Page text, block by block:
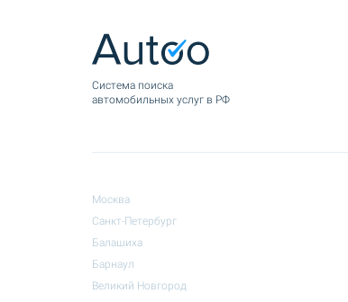
Cистема поиска
автомобильных услуг в РФ
Москва
Санкт-Петербург
Балашиха
Барнаул
Великий Новгород